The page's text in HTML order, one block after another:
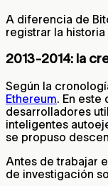
A diferencia de
registrar la historia
2013-2014: la
Según la
Ethereum. En
desarrolladores
inteligentes
se propuso
Antes de trabajar
de investigación